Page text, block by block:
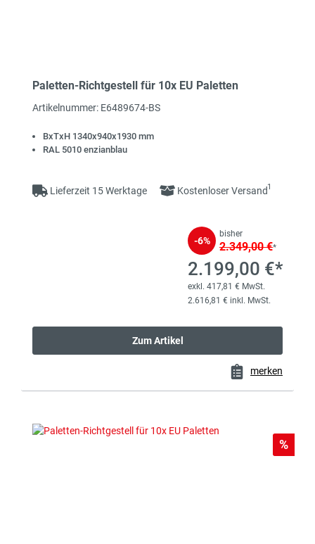
Paletten-Richtgestell für 10x EU Paletten
Artikelnummer: E6489674-BS
BxTxH 1340x940x1930 mm
RAL 5010 enzianblau
Lieferzeit 15 Werktage Kostenloser Versand1
-6%
bisher
2.349,00 €*
2.199,00 €*
exkl. 417,81 € MwSt.
2.616,81 € inkl. MwSt.
Zum Artikel
merken
Rabatt
%